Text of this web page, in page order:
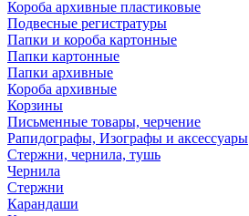
Короба архивные пластиковые
Подвесные регистратуры
Папки и короба картонные
Папки картонные
Папки архивные
Короба архивные
Корзины
Письменные товары, черчение
Рапидографы, Изографы и аксессуары
Стержни, чернила, тушь
Чернила
Стержни
Карандаши